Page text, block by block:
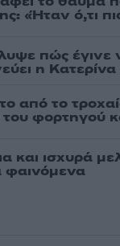
«Ήταν ό,τι
πώς έγινε
η Κατερίνα
από το
φορτηγού
και ισχυρά
φαινόμενα